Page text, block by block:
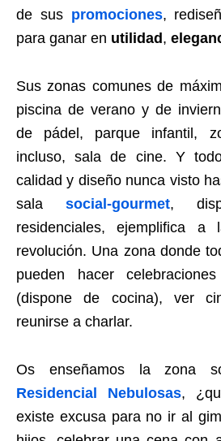
de sus promociones,
para ganar en utilidad,
Sus zonas comunes de
piscina de verano y de
de pádel, parque infantil,
incluso, sala de cine. Y
calidad y diseño nunca visto
sala social-gourmet,
residenciales, ejemplifica a
revolución. Una zona donde
pueden hacer
(dispone de cocina), ver
reunirse a charlar.
Os enseñamos la zona
Residencial Nebulosas,
existe excusa para no ir al